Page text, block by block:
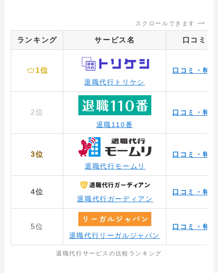
スクロールできます
ランキング サービス名 口コミ・
1位
退職代行トリケシ
口コミ・特
2位
退職110番
口コミ・特
3位
退職代行モームリ
口コミ・特
4位
退職代行ガーディアン
口コミ・特
5位
退職代行リーガルジャパン
口コミ・特
退職代行サービスの比較ランキング